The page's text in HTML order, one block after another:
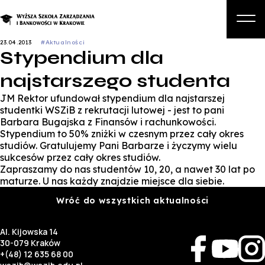
Studia podyplomowe i kursy
Kandydat
Biznes
Zapisz się na studia
23.04.2013 #Aktualności
Stypendium dla
najstarszego studenta
JM Rektor ufundował stypendium dla najstarszej
studentki WSZiB z rekrutacji lutowej - jest to pani
Barbara Bugajska z Finansów i rachunkowości.
Stypendium to 50% zniżki w czesnym przez cały okres
studiów. Gratulujemy Pani Barbarze i życzymy wielu
sukcesów przez cały okres studiów.
Zapraszamy do nas studentów 10, 20, a nawet 30 lat po
maturze. U nas każdy znajdzie miejsce dla siebie.
Wróć do wszystkich aktualności
Al. Kijowska 14
30-079 Kraków
+(48) 12 635 68 00